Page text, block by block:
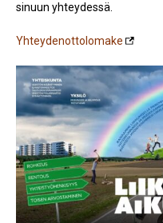
sinuun yhteydessä.
Yhteydenottolomake